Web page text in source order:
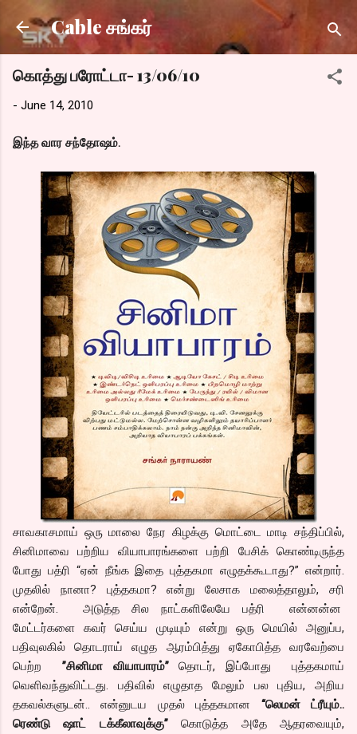
Skip to main content
Cable சங்கர்
கொத்து பரோட்டா- 13/06/10
- June 14, 2010
இந்த வார சந்தோஷம்.
சாவகாசமாய் ஒரு மாலை நேர கிழக்கு மொட்டை மாடி சந்திப்பில்,
சினிமாவை பற்றிய வியாபாரங்களை பற்றி பேசிக் கொண்டிருந்த
போது பத்ரி “ஏன் நீங்க இதை புத்தகமா எழுதக்கூடாது?” என்றார்.
முதலில் நானா? புத்தகமா? என்று லேசாக மலைத்தாலும், சரி
என்றேன். அடுத்த சில நாட்களிலேயே பத்ரி என்னன்ன
மேட்டர்களை கவர் செய்ய முடியும் என்று ஒரு மெயில் அனுப்ப,
பதிவுலகில் தொடராய் எழுத ஆரம்பித்து ஏகோபித்த வரவேற்பை
பெற்ற ”சினிமா வியாபாரம்”தொடர், இப்போது புத்தகமாய்
வெளிவந்துவிட்டது. பதிவில் எழுதாத மேலும் பல புதிய, அறிய
தகவல்களுடன்.. என்னுடய முதல் புத்தகமான “லெமன் ட்ரீயும்..
ரெண்டு ஷாட் டக்கீலாவுக்கு”கொடுத்த அதே ஆதரவையும்,